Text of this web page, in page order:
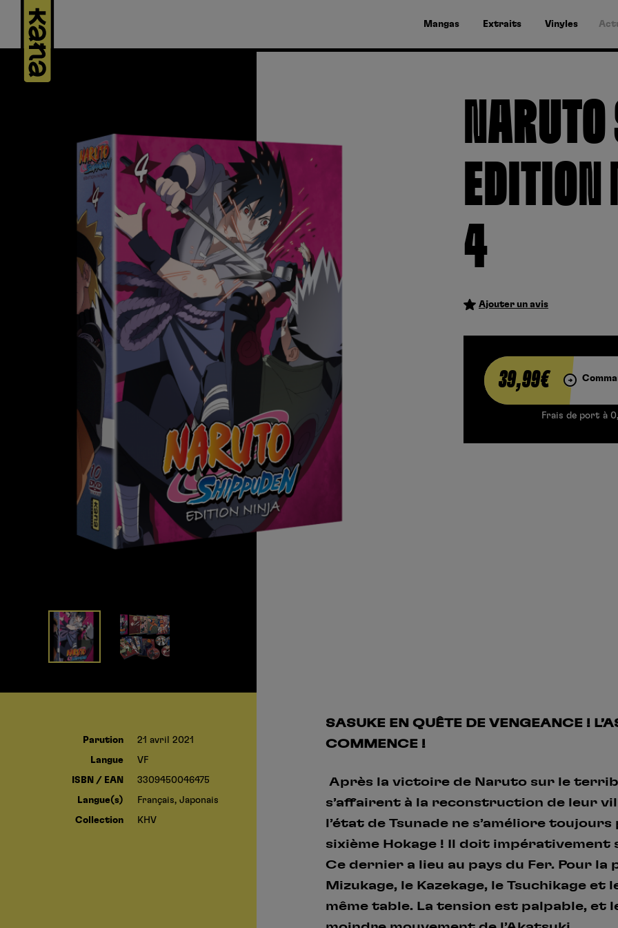
Mangas Extraits Vinyles
4
Ajouter un avis
39,99€
Frais de port à
Parution 21 avril 2021
Langue VF
ISBN / EAN 3309450046475
Langue(s) Français, Japonais
Collection KHV
SASUKE EN QUÊTE DE VENGEANCE !
COMMENCE !
Après la victoire de Naruto sur le
s’affairent à la reconstruction de leur
l’état de Tsunade ne s’améliore
sixième Hokage ! Il doit impérativement
Ce dernier a lieu au pays du Fer. Pour la
Mizukage, le Kazekage, le Tsuchikage
même table. La tension est palpable, et
Panneau de gestion des cookies